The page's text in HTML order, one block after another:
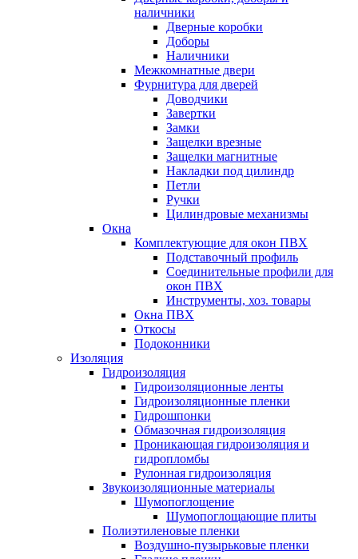
наличники
Дверные коробки
Доборы
Наличники
Межкомнатные двери
Фурнитура для дверей
Доводчики
Завертки
Замки
Защелки врезные
Защелки магнитные
Накладки под цилиндр
Петли
Ручки
Цилиндровые механизмы
Окна
Комплектующие для окон ПВХ
Подставочный профиль
Соединительные профили для
окон ПВХ
Инструменты, хоз. товары
Окна ПВХ
Откосы
Подоконники
Изоляция
Гидроизоляция
Гидроизоляционные ленты
Гидроизоляционные пленки
Гидрошпонки
Обмазочная гидроизоляция
Проникающая гидроизоляция и
гидропломбы
Рулонная гидроизоляция
Звукоизоляционные материалы
Шумопоглощение
Шумопоглощающие плиты
Полиэтиленовые пленки
Воздушно-пузырьковые пленки